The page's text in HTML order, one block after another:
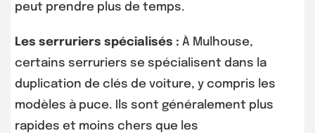
peut prendre plus de temps.
Les serruriers spécialisés : À Mulhouse,
certains serruriers se spécialisent dans la
duplication de clés de voiture, y compris les
modèles à puce. Ils sont généralement plus
rapides et moins chers que les